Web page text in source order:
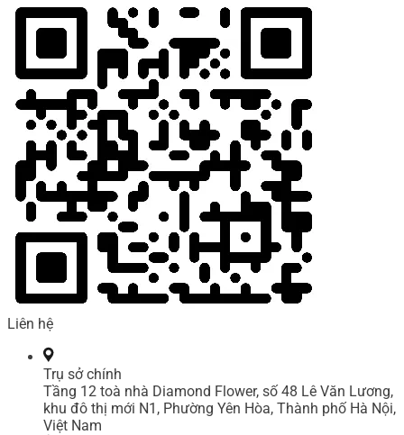
Liên hệ
Trụ sở chính
Tầng 12 toà nhà Diamond Flower, số 48 Lê Văn Lương,
khu đô thị mới N1, Phường Yên Hòa, Thành phố Hà Nội,
Việt Nam